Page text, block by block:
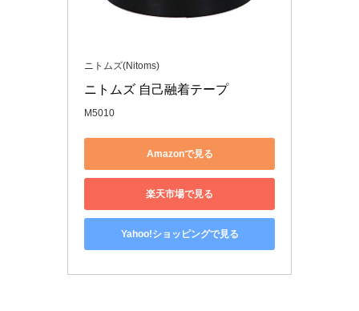
ニトムズ(Nitoms)
ニトムズ 自己融着テープ
M5010
Amazonで見る
楽天市場で見る
Yahoo!ショッピングで見る